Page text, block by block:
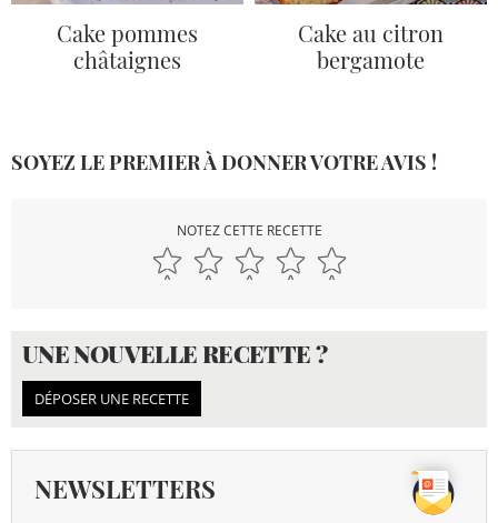
Cake pommes
châtaignes
Cake au citron
bergamote
SOYEZ LE PREMIER À DONNER VOTRE AVIS !
NOTEZ CETTE RECETTE
UNE NOUVELLE RECETTE ?
DÉPOSER UNE RECETTE
NEWSLETTERS